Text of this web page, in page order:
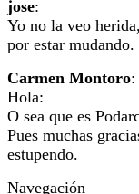
jose:
Yo no la veo
por estar mudando.
Carmen Montoro:
Hola:
O sea que es
Pues muchas
estupendo.
Navegación